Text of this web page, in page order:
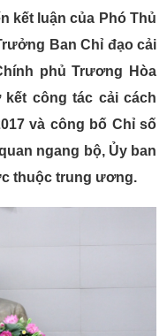
kết luận của Phó Thủ
Ban Chỉ đạo cải
phủ Trương Hòa
công tác cải cách
và công bố Chỉ số
ngang bộ, Ủy ban
thuộc trung ương.